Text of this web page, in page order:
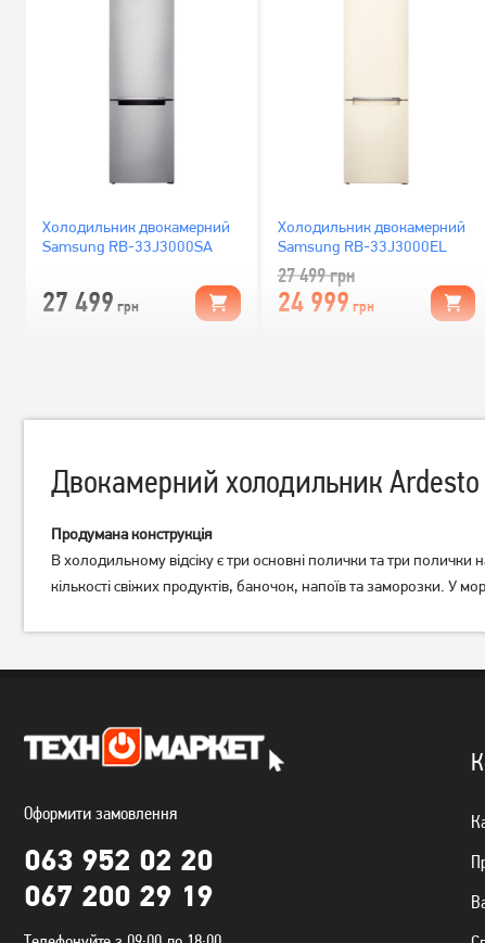
Холодильник двокамерний
Samsung RB-33J3000SA
27 499 грн
Холодильник двокамерний
Samsung RB-33J3000EL
27 499грн
24 999 грн
MDRT294FGF28W(JB)
47 000
Двокамерний холодильник Ardesto
Продумана конструкція
В холодильному відсіку є три основні полички та три полички
кількості свіжих продуктів, баночок, напоїв та заморозки. У
Оформити замовлення
063 952 02 20
067 200 29 19